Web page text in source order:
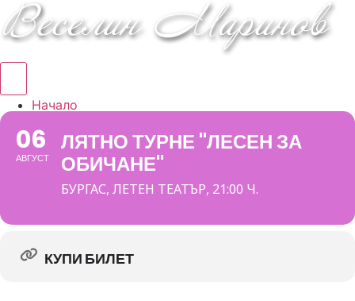
Начало
Концерти
DVD/VHS
Книга
06
АВГУСТ
ЛЯТНО ТУРНЕ "ЛЕСЕН ЗА
ОБИЧАНЕ"
БУРГАС, ЛЕТЕН ТЕАТЪР, 21:00 Ч.
КУПИ БИЛЕТ